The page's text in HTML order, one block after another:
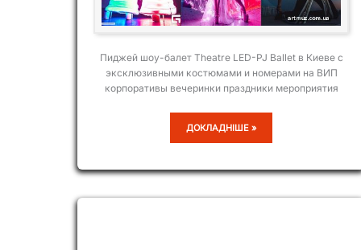
Пиджей шоу-балет Theatre LED-PJ Ballet в Киеве с
эксклюзивными костюмами и номерами на ВИП
корпоративы вечеринки праздники мероприятия
THEATRE
LED-
BALLET
ДОКЛАДНІШЕ »